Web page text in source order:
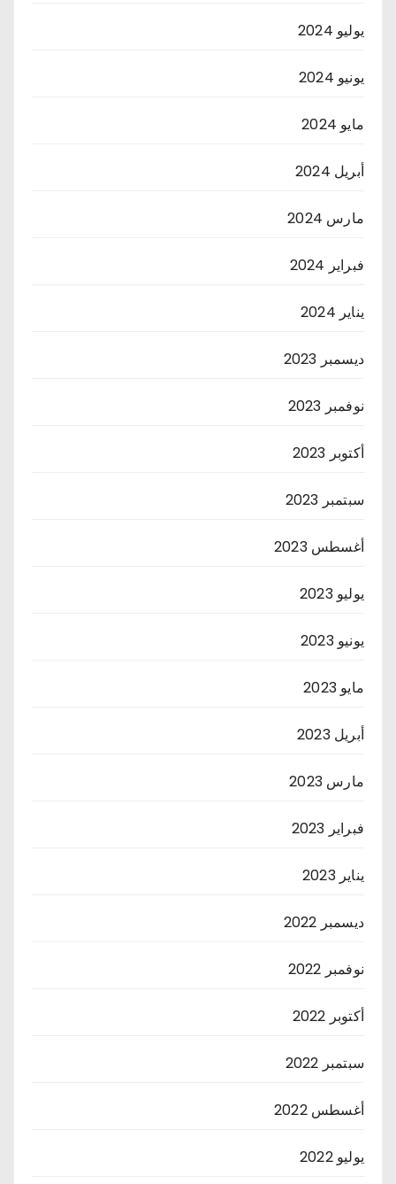
يوليو 2024
يونيو 2024
مايو 2024
أبريل 2024
مارس 2024
فبراير 2024
يناير 2024
ديسمبر 2023
نوفمبر 2023
أكتوبر 2023
سبتمبر 2023
أغسطس 2023
يوليو 2023
يونيو 2023
مايو 2023
أبريل 2023
مارس 2023
فبراير 2023
يناير 2023
ديسمبر 2022
نوفمبر 2022
أكتوبر 2022
سبتمبر 2022
أغسطس 2022
يوليو 2022